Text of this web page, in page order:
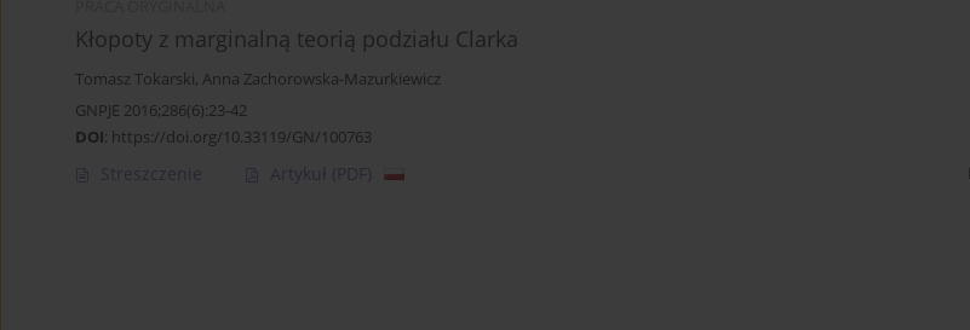
Kłopoty z marginalną teorią podziału Clarka
Tomasz Tokarski, Anna Zachorowska-Mazurkiewicz
GNPJE 2016;286(6):23-42
DOI: https://doi.org/10.33119/GN/100763
Streszczenie Artykuł (PDF)